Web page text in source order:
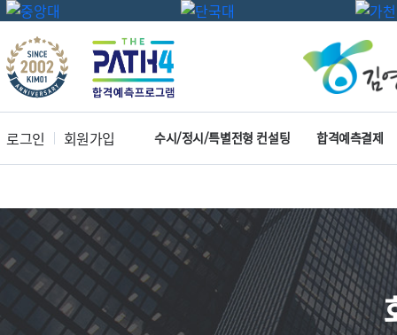
로그인 회원가입 수시/정시/특별전형 컨설팅 합격예측결제